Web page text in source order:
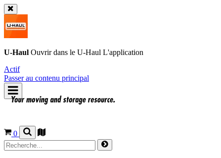
U-Haul Ouvrir dans le U-Haul L'application
Actif
Passer au contenu principal
0